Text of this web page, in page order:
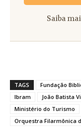
Saiba
TAGS Fundação
Ibram
João Batista
Ministério do Turismo
Orquestra Filarmônica